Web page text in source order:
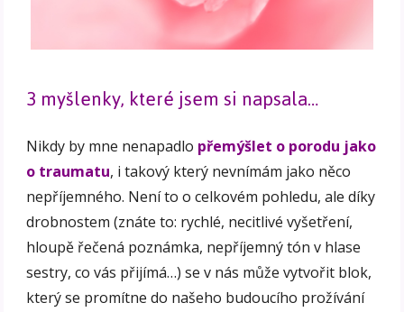
3 myšlenky, které jsem si napsala…
Nikdy by mne nenapadlo přemýšlet o porodu jako
o traumatu, i takový který nevnímám jako něco
nepříjemného. Není to o celkovém pohledu, ale díky
drobnostem (znáte to: rychlé, necitlivé vyšetření,
hloupě řečená poznámka, nepříjemný tón v hlase
sestry, co vás přijímá…) se v nás může vytvořit blok,
který se promítne do našeho budoucího prožívání